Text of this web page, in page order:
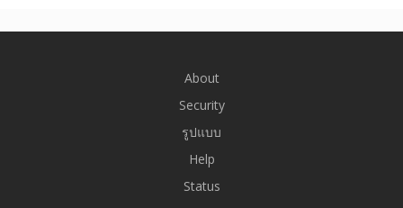
About
Security
รูปแบบ
Help
Status